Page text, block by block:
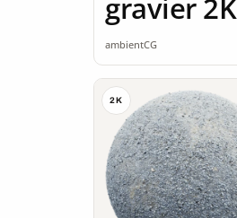
gravier 2K
seamless
ambientCG
2K